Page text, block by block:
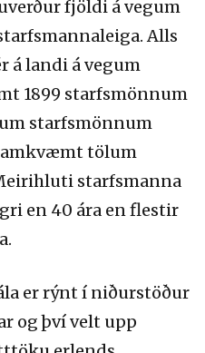
fjöldi á vegum
Alls
á landi á vegum
1899 starfsmönnum
starfsmönnum
tölum
starfsmanna
en 40 ára en flestir
er rýnt í niðurstöður
og því velt upp